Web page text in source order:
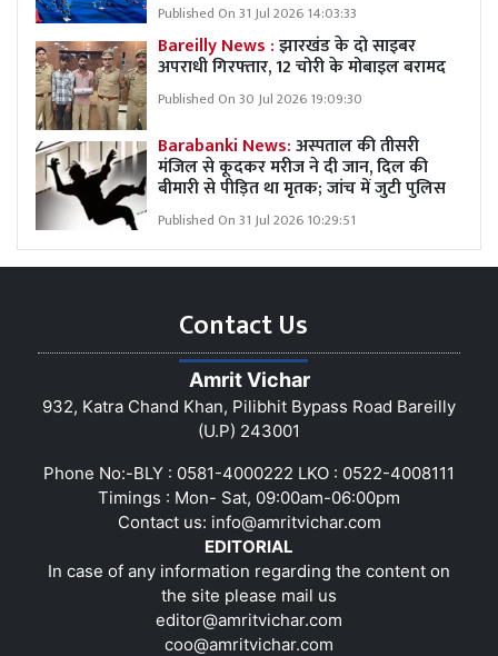
Published On 31 Jul 2026 14:03:33
Bareilly News :झारखंड के दो साइबर
अपराधी गिरफ्तार, 12 चोरी के मोबाइल बरामद
Published On 30 Jul 2026 19:09:30
Barabanki News:अस्पताल की तीसरी
मंजिल से कूदकर मरीज ने दी जान, दिल की
बीमारी से पीड़ित था मृतक; जांच में जुटी पुलिस
Published On 31 Jul 2026 10:29:51
Contact Us
Amrit Vichar
932, Katra Chand Khan, Pilibhit Bypass Road Bareilly
(U.P) 243001
Phone No:-BLY : 0581-4000222 LKO : 0522-4008111
Timings : Mon- Sat, 09:00am-06:00pm
Contact us: info@amritvichar.com
EDITORIAL
In case of any information regarding the content on
the site please mail us
editor@amritvichar.com
coo@amritvichar.com